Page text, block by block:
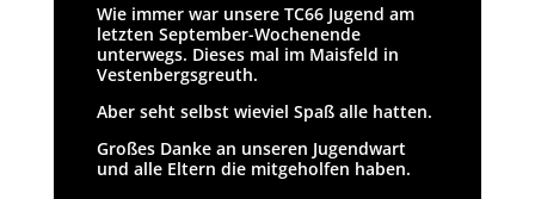
Wie immer war unsere TC66 Jugend am
letzten September-Wochenende
unterwegs. Dieses mal im Maisfeld in
Vestenbergsgreuth.
Aber seht selbst wieviel Spaß alle hatten.
Großes Danke an unseren Jugendwart
und alle Eltern die mitgeholfen haben.